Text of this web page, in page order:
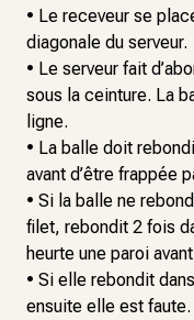
• Le receveur se
diagonale du serveur.
• Le serveur fait
sous la ceinture. La
ligne.
• La balle doit
avant d’être frappée
• Si la balle ne
filet, rebondit 2 fois
heurte une paroi
• Si elle rebondit
ensuite elle est faute.